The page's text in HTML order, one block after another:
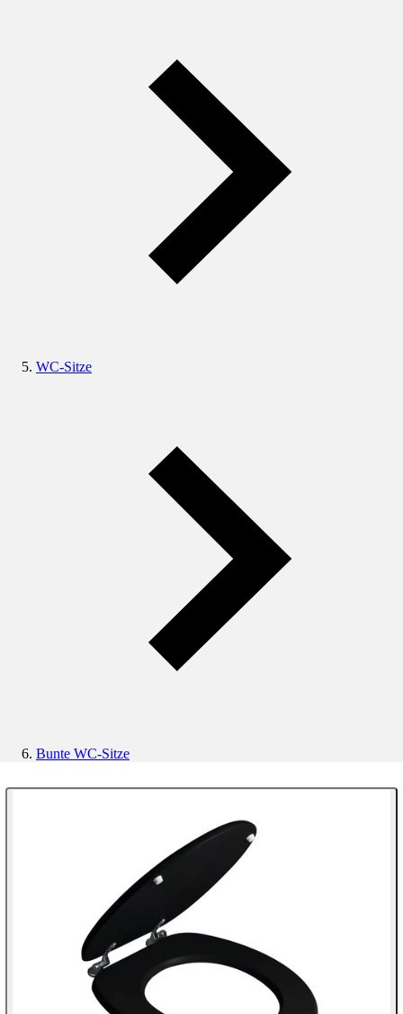
WC-Sitze
Bunte WC-Sitze